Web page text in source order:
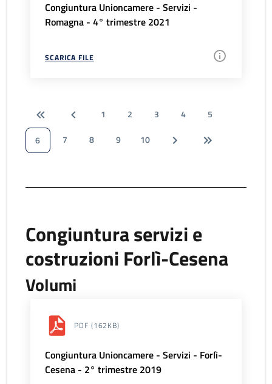
Congiuntura Unioncamere - Servizi -
Romagna - 4° trimestre 2021
SCARICA FILE
1 2 3 4
5
6
7 8 9 10
Congiuntura servizi e
costruzioni Forlì-Cesena
Volumi
PDF (162KB)
Congiuntura Unioncamere - Servizi - Forlì-
Cesena - 2° trimestre 2019